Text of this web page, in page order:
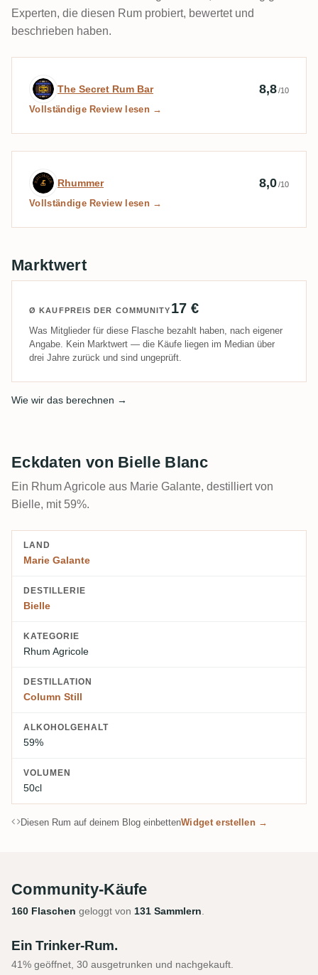
Experten, die diesen Rum probiert, bewertet und
beschrieben haben.
Expertenbewertung von The Secret Rum
The Secret Rum Bar 8,8/10
Vollständige Review lesen →
Expertenbewertung von Rhummer
Rhummer 8,0/10
Vollständige Review lesen →
Marktwert
Ø KAUFPREIS DER COMMUNITY 17 €
Was Mitglieder für diese Flasche bezahlt haben, nach eigener
Angabe. Kein Marktwert — die Käufe liegen im Median über
drei Jahre zurück und sind ungeprüft.
Wie wir das berechnen →
Eckdaten von Bielle Blanc
Ein Rhum Agricole aus Marie Galante, destilliert von
Bielle, mit 59%.
LAND
Marie Galante
DESTILLERIE
Bielle
KATEGORIE
Rhum Agricole
DESTILLATION
Column Still
ALKOHOLGEHALT
59%
VOLUMEN
50cl
Diesen Rum auf deinem Blog einbettenWidget erstellen →
Community-Käufe
160 Flaschen geloggt von 131 Sammlern.
Ein Trinker-Rum.
41% geöffnet, 30 ausgetrunken und nachgekauft.